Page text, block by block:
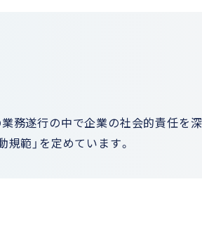
務遂行の中で企業の社会的責任を
範」を定めています。